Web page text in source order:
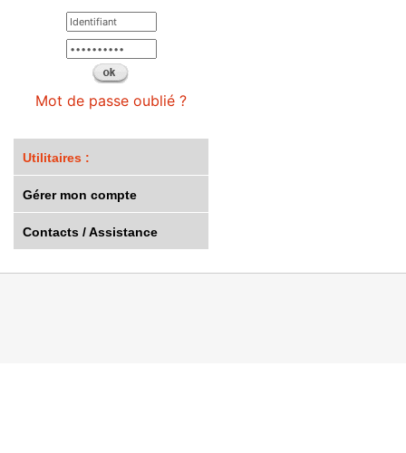
Mot de passe oublié ?
Utilitaires :
Gérer mon compte
Contacts / Assistance